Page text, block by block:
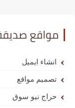
مواقع صديقة
انشاء ايميل
تصميم مواقع
حراج نيو سوق